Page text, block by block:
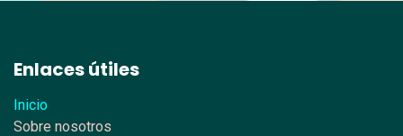
Enlaces útiles
Inicio
Sobre nosotros